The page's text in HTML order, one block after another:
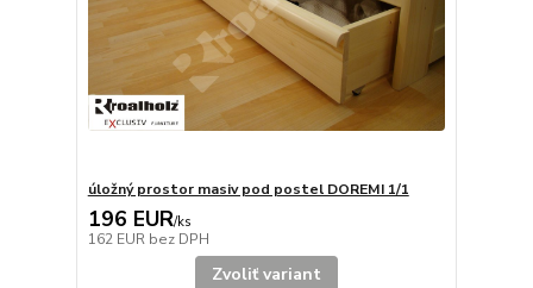
úložný prostor masiv pod postel DOREMI 1/1
196 EUR/ks
162 EUR bez DPH
Zvoliť variant